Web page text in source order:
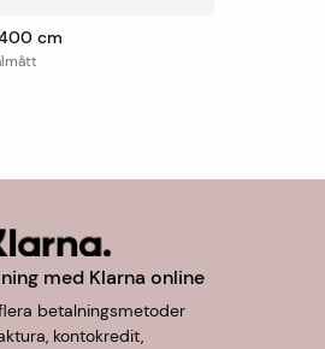
cm
med Klarna online
betalningsmetoder
kontokredit,